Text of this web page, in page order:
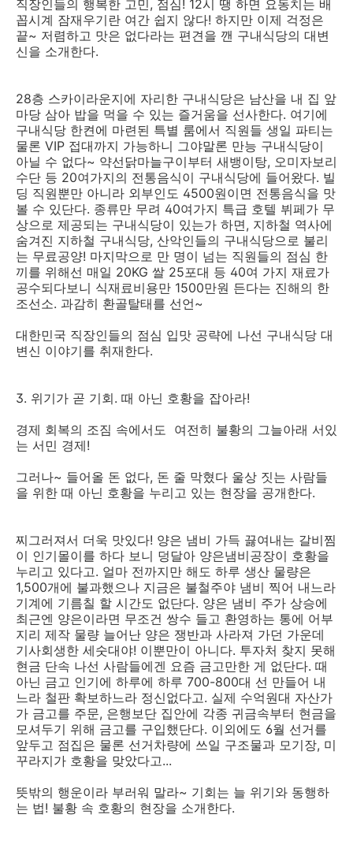
직장인들의 행복한 고민, 점심! 12시 땡 하면 요동치는 배
꼽시계 잠재우기란 여간 쉽지 않다! 하지만 이제 걱정은
끝~ 저렴하고 맛은 없다라는 편견을 깬 구내식당의 대변
신을 소개한다.
28층 스카이라운지에 자리한 구내식당은 남산을 내 집 앞
마당 삼아 밥을 먹을 수 있는 즐거움을 선사한다. 여기에
구내식당 한켠에 마련된 특별 룸에서 직원들 생일 파티는
물론 VIP 접대까지 가능하니 그야말론 만능 구내식당이
아닐 수 없다~ 약선닭마늘구이부터 새뱅이탕, 오미자보리
수단 등 20여가지의 전통음식이 구내식당에 들어왔다. 빌
딩 직원뿐만 아니라 외부인도 4500원이면 전통음식을 맛
볼 수 있단다. 종류만 무려 40여가지 특급 호텔 뷔페가 무
상으로 제공되는 구내식당이 있는가 하면, 지하철 역사에
숨겨진 지하철 구내식당, 산악인들의 구내식당으로 불리
는 무료공양! 마지막으로 만 명이 넘는 직원들의 점심 한
끼를 위해선 매일 20KG 쌀 25포대 등 40여 가지 재료가
공수되다보니 식재료비용만 1500만원 든다는 진해의 한
조선소. 과감히 환골탈태를 선언~
대한민국 직장인들의 점심 입맛 공략에 나선 구내식당 대
변신 이야기를 취재한다.
3. 위기가 곧 기회. 때 아닌 호황을 잡아라!
경제 회복의 조짐 속에서도 여전히 불황의 그늘아래 서있
는 서민 경제!
그러나~ 들어올 돈 없다, 돈 줄 막혔다 울상 짓는 사람들
을 위한 때 아닌 호황을 누리고 있는 현장을 공개한다.
찌그러져서 더욱 맛있다! 양은 냄비 가득 끓여내는 갈비찜
이 인기몰이를 하다 보니 덩달아 양은냄비공장이 호황을
누리고 있다고. 얼마 전까지만 해도 하루 생산 물량은
1,500개에 불과했으나 지금은 불철주야 냄비 찍어 내느라
기계에 기름칠 할 시간도 없단다. 양은 냄비 주가 상승에
최근엔 양은이라면 무조건 쌍수 들고 환영하는 통에 어부
지리 제작 물량 늘어난 양은 쟁반과 사라져 가던 가운데
기사회생한 세숫대야! 이뿐만이 아니다. 투자처 찾지 못해
현금 단속 나선 사람들에겐 요즘 금고만한 게 없단다. 때
아닌 금고 인기에 하루에 하루 700-800대 선 만들어 내
느라 철판 확보하느라 정신없다고. 실제 수억원대 자산가
가 금고를 주문, 은행보단 집안에 각종 귀금속부터 현금을
모셔두기 위해 금고를 구입했단다. 이외에도 6월 선거를
앞두고 점집은 물론 선거차량에 쓰일 구조물과 모기장, 미
꾸라지가 호황을 맞았다고...
뜻밖의 행운이라 부러워 말라~ 기회는 늘 위기와 동행하
는 법! 불황 속 호황의 현장을 소개한다.